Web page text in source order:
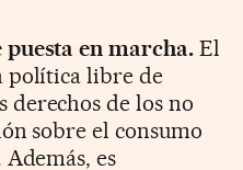
puesta en marcha.El
política libre de
derechos de los no
sobre el consumo
es